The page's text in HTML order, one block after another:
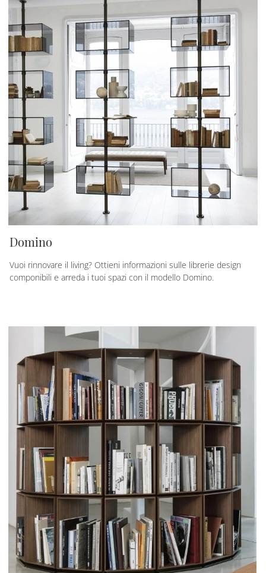
Domino
Vuoi rinnovare il living? Ottieni informazioni sulle librerie design
componibili e arreda i tuoi spazi con il modello Domino.